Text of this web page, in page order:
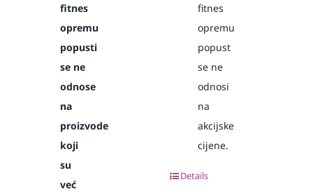
fitnes
opremu
popusti
se ne
odnose
na
proizvode
koji
su
već
fitnes
opremu
popust
se ne
odnosi
na
akcijske
cijene.
Details